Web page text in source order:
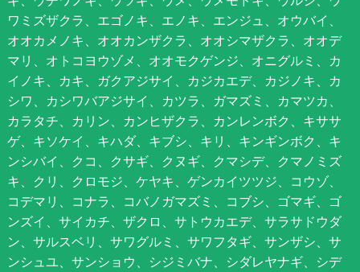
ワミズザクラ、エゴノキ、エノキ、エンジュ、オウバイ、
オオカメノキ、オオカンザクラ、オオシマザクラ、オオデ
マリ、オトコヨウゾメ、オオモクゲンジ、オニグルミ、カ
イノキ、カキ、ガクアジサイ、カジカエデ、カジノキ、カ
シワ、カシワバアジサイ、カツラ、ガマズミ、カマツカ、
カラタチ、カリン、カンヒザクラ、カンレンボク、キササ
ゲ、キソケイ、キハダ、キブシ、キリ、キンギンボク、キ
ンシバイ、クコ、クサギ、クヌギ、クマシデ、クマノミズ
キ、クリ、クロモジ、ケヤキ、ゲンカイツツジ、コウゾ、
コデマリ、コナラ、コバノガマズミ、コブシ、ゴマギ、ゴ
ンズイ、サイカチ、ザクロ、サトウカエデ、サラサドウダ
ン、サルスベリ、サワグルミ、サワフタギ、サンザシ、サ
ンシュユ、サンショウ、シジミバナ、シダレヤナギ、シデ